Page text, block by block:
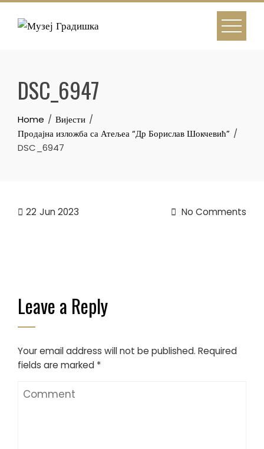
Skip
DSC_6947
Home
Вијести
Продајна изложба са Атељеа “Др Борислав Шокчевић”
DSC_6947
22 Jun 2023 No Comments
Leave a Reply
Your email address will not be published. Required
fields are marked *